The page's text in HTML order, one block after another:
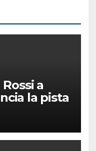
a
la pista
finita